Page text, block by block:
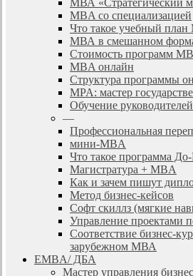
MBA со специализацией
Что такое учебный
МВА в смешанном
Стоимость программ
MBA онлайн
Cтруктура программы
MPA: мастер
Обучение
—
Профессиональная
мини-MBA
Что такое программа
Магистратура + MBA
Как и зачем пишут
Метод бизнес-кейсов
Софт скиллз (мягкие
Управление проектами
Соответствие бизнес-
зарубежном МВА
EMBA/ ДБA
Мастер управления